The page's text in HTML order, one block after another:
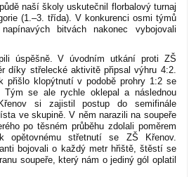
naší školy uskutečnil florbalový turnaj
(1.–3. třída). V konkurenci osmi týmů
bitvách nakonec vybojovali
úspěšně. V úvodním utkání proti ZŠ
díky střelecké aktivitě připsal výhru 4:2.
přišlo klopýtnutí v podobě prohry 1:2 se
Tým se ale rychle oklepal a následnou
si zajistil postup do semifinále
ve skupině. V něm narazili na soupeře
po těsném průběhu zdolali poměrem
střetnutí se ZŠ Křenov.
bojovali o každý metr hřiště, štěstí se
soupeře, který nám o jediný gól oplatil